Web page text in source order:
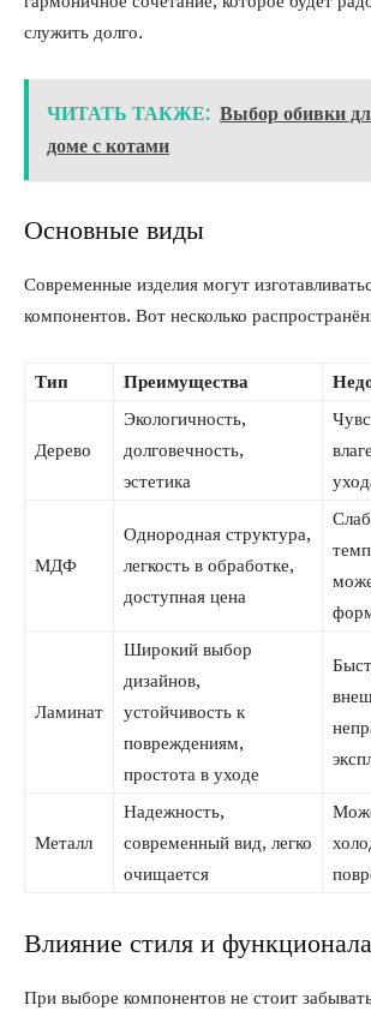
служить долго.
ЧИТАТЬ ТАКЖЕ: Выбор обивки
доме с котами
Основные виды
Современные изделия могут
компонентов. Вот несколько
Тип Преимущества
Дерево
Экологичность,
долговечность,
эстетика
МДФ
Однородная структура,
легкость в обработке,
доступная цена
Ламинат
Широкий выбор
дизайнов,
устойчивость к
повреждениям,
простота в уходе
Металл
Надежность,
современный вид, легко
очищается
Влияние стиля и функционала
При выборе компонентов не стоит